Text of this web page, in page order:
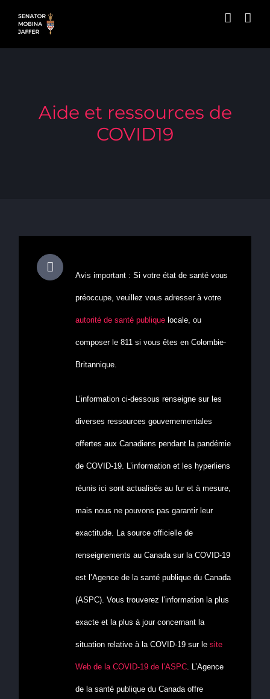
Aide et ressources de
COVID19
Avis important : Si votre état de santé vous
préoccupe, veuillez vous adresser à votre
autorité de santé publique locale, ou
composer le 811 si vous êtes en Colombie-
Britannique.
L’information ci-dessous renseigne sur les
diverses ressources gouvernementales
offertes aux Canadiens pendant la pandémie
de COVID-19. L’information et les hyperliens
réunis ici sont actualisés au fur et à mesure,
mais nous ne pouvons pas garantir leur
exactitude. La source officielle de
renseignements au Canada sur la COVID-19
est l’Agence de la santé publique du Canada
(ASPC). Vous trouverez l’information la plus
exacte et la plus à jour concernant la
situation relative à la COVID-19 sur le site
Web de la COVID-19 de l’ASPC. L’Agence
de la santé publique du Canada offre